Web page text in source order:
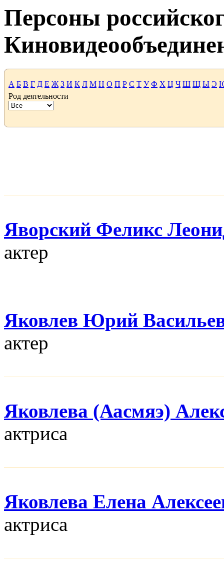
Персоны
А Б В Г Д Е Ж З И К Л М Н О П Р С Т У Ф Х Ц Ч Ш Щ Ы Э
Род деятельности
Яворский Феликс
актер
Яковлев Юрий
актер
Яковлева (Аасмяэ)
актриса
Яковлева Елена
актриса